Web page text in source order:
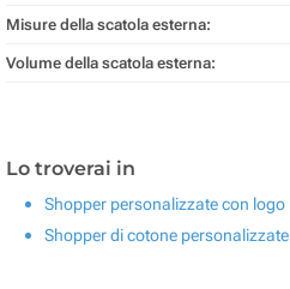
Misure della scatola esterna:
Volume della scatola esterna:
Lo troverai in
Shopper personalizzate con logo
Shopper di cotone personalizzate